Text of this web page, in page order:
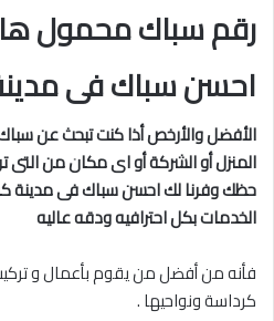
رقم سباك محمول
احسن سباك فى
الأفضل والأرخص أذا كنت تبحث عن
المنزل أو الشركة أو اى مكان من
حظك وفرنا لك احسن سباك فى مدينة
الخدمات بكل احترافيه ودقه عاليه
فأنه من أفضل من يقوم بأعمال و
كرداسة ونواحيها .